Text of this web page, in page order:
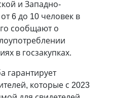
и Западно-
6 до 10 человек в
сообщают о
в госзакупках.
гарантирует
которые с 2023